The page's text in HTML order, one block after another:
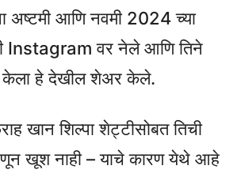
अष्टमी आणि नवमी 2024 च्या
Instagram वर नेले आणि तिने
केला हे देखील शेअर केले.
खान शिल्पा शेट्टीसोबत तिची
खूश नाही – याचे कारण येथे आहे